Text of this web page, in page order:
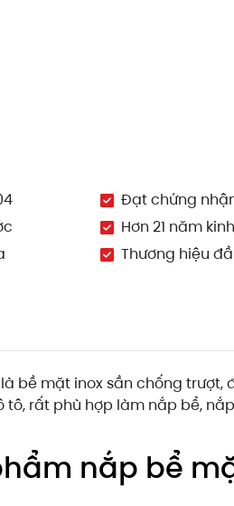
Đạt chứng
Hơn 21 năm
Thương hiệu
bề mặt inox sần chống
rất phù hợp làm nắp bể,
nắp bể